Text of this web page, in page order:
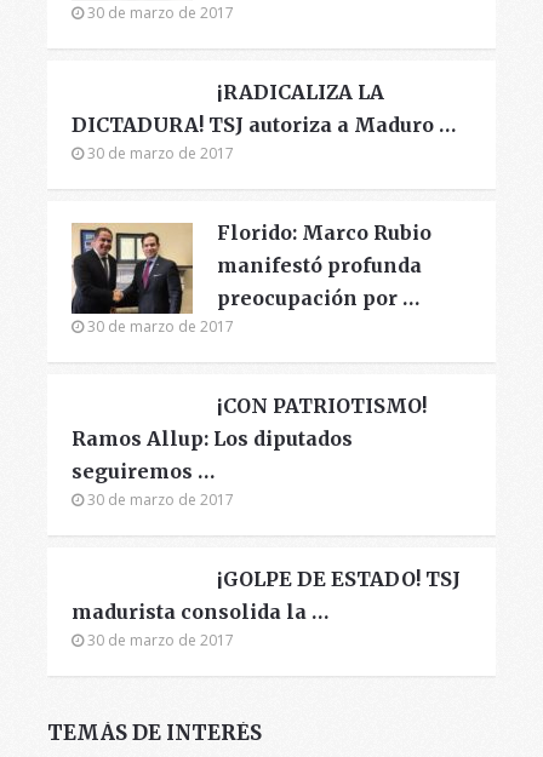
30 de marzo de 2017
¡RADICALIZA LA
DICTADURA! TSJ autoriza a Maduro …
30 de marzo de 2017
Florido: Marco Rubio
manifestó profunda
preocupación por …
30 de marzo de 2017
¡CON PATRIOTISMO!
Ramos Allup: Los diputados
seguiremos …
30 de marzo de 2017
¡GOLPE DE ESTADO! TSJ
madurista consolida la …
30 de marzo de 2017
TEMÁS DE INTERÉS